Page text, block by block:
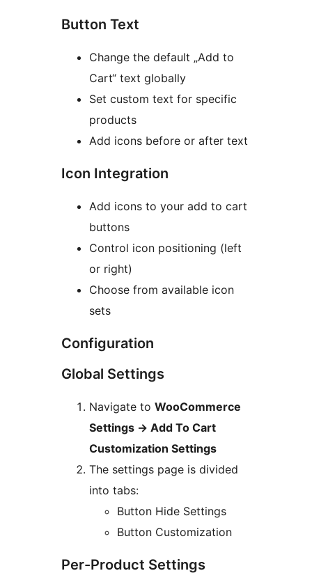
Button Text
Change the default „Add to
Cart“ text globally
Set custom text for specific
products
Add icons before or after text
Icon Integration
Add icons to your add to cart
buttons
Control icon positioning (left
or right)
Choose from available icon
sets
Configuration
Global Settings
Navigate to WooCommerce
Settings → Add To Cart
Customization Settings
The settings page is divided
into tabs:
Button Hide Settings
Button Customization
Per-Product Settings